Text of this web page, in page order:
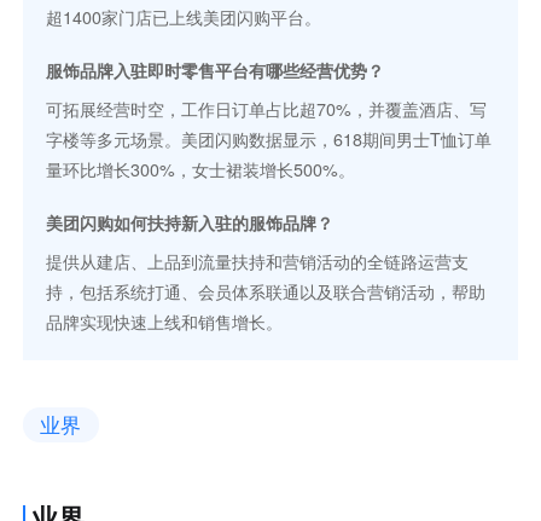
超1400家门店已上线美团闪购平台。
服饰品牌入驻即时零售平台有哪些经营优势？
可拓展经营时空，工作日订单占比超70%，并覆盖酒店、写
字楼等多元场景。美团闪购数据显示，618期间男士T恤订单
量环比增长300%，女士裙装增长500%。
美团闪购如何扶持新入驻的服饰品牌？
提供从建店、上品到流量扶持和营销活动的全链路运营支
持，包括系统打通、会员体系联通以及联合营销活动，帮助
品牌实现快速上线和销售增长。
业界